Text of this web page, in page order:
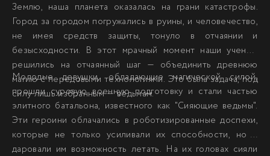
Землю, наша планета оказалась на грани катастрофы.
Город за городом погружались в руины, и человечество,
не имея средств защиты, тонуло в отчаянии и
безысходности. В этот мрачный момент наши ученые
решились на отчаянный шаг — объединить древнюю
магию с передовыми технологиями. Это была задача, под
силу лишь избранным — ведьмам.
Молодые девушки, обладающие магической силой,
прошли суровую военную подготовку и стали частью
элитного батальона, известного как "Сияющие ведьмы".
Эти героини облачались в роботизированные доспехи,
которые не только усиливали их способности, но и
даровали им возможность летать. На их головах сияли